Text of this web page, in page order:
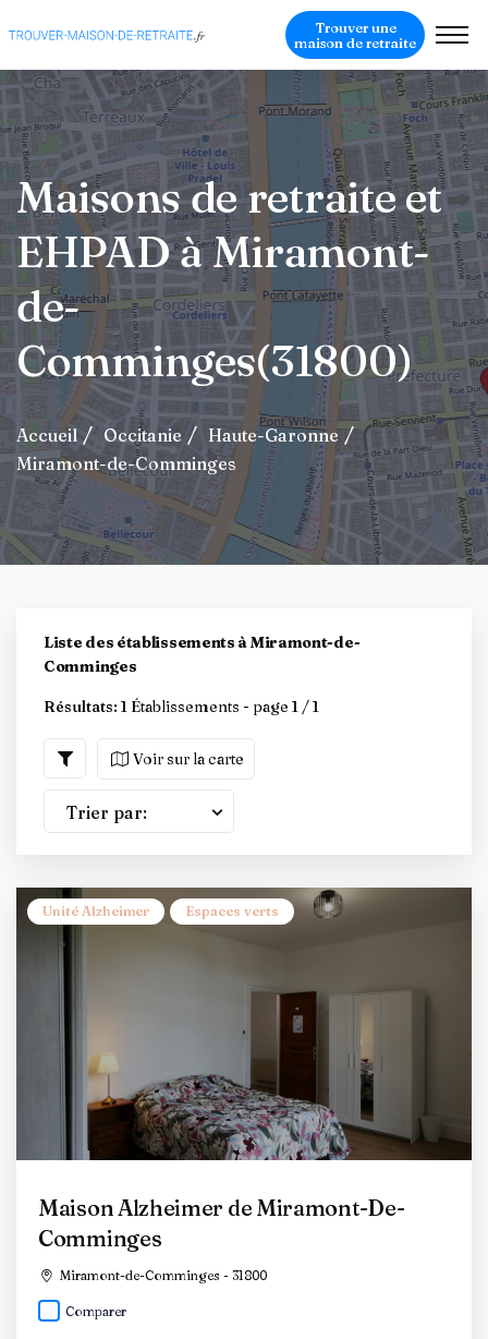
Trouver une
maison de retraite
Maisons de retraite et
EHPAD à Miramont-
de-
Comminges(31800)
Accueil Occitanie
Haute-Garonne
Miramont-de-Comminges
Liste des établissements à Miramont-de-
Comminges
Résultats: 1 Établissements - page 1 / 1
Voir sur la carte
Trier par:
Unité Alzheimer Espaces verts
Maison Alzheimer de Miramont-De-
Comminges
Miramont-de-Comminges - 31800
Comparer